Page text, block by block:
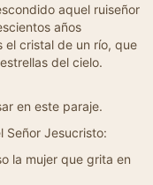
aquel ruiseñor
años
el cristal de un río, que
del cielo.
en este paraje.
Señor Jesucristo:
la mujer que grita en